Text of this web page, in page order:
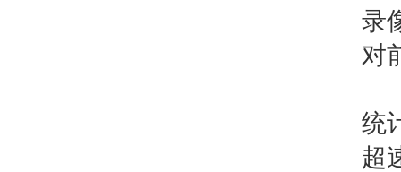
录
对
统
超